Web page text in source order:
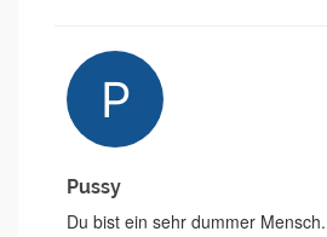
Pussy
Du bist ein sehr dummer Mensch.